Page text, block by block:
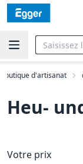
Boutique d'artisanat
Heu-
Votre prix